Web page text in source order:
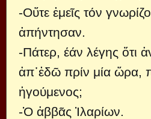
-Οὔτε ἐμεῖς τόν
ἀπήντησαν.
-Πάτερ, έάν λέγης ὅτι
ἀπ᾿ἐδῶ πρίν μία ὥρα,
ἡγούμενος;
-Ὁ ἀββᾶς Ἱλαρίων.